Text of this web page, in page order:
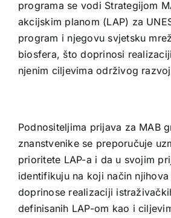
programa se vodi Strategijom
akcijskim planom (LAP) za
program i njegovu svjetsku
biosfera, što doprinosi
njenim ciljevima održivog
Podnositeljima prijava za MAB
znanstvenike se preporučuje
prioritete LAP-a i da u svojim
identifikuju na koji način
doprinose realizaciji
definisanih LAP-om kao i